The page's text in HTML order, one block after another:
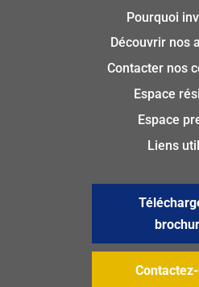
Pourquoi
Découvrir nos
Contacter nos
Espace
Espace
Liens